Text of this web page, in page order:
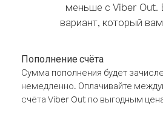
меньше с Viber Out.
вариант, который
Пополнение счёта
Сумма пополнения будет
немедленно. Оплачивайте
счёта Viber Out по выгодным